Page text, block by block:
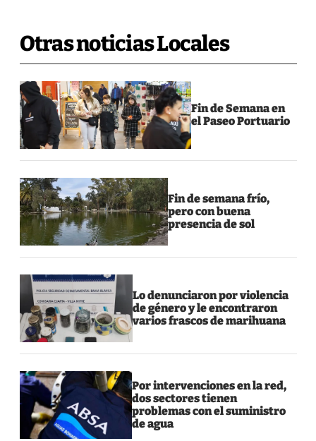
Otras noticias Locales
Fin de Semana en
el Paseo Portuario
Fin de semana frío,
pero con buena
presencia de sol
Lo denunciaron por violencia
de género y le encontraron
varios frascos de marihuana
Por intervenciones en la red,
dos sectores tienen
problemas con el suministro
de agua